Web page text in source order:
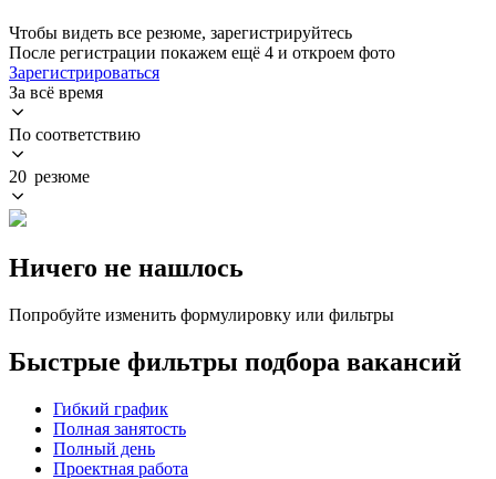
Чтобы видеть все резюме, зарегистрируйтесь
После регистрации покажем ещё 4 и откроем фото
Зарегистрироваться
За всё время
По соответствию
20 резюме
Ничего не нашлось
Попробуйте изменить формулировку или фильтры
Быстрые фильтры подбора вакансий
Гибкий график
Полная занятость
Полный день
Проектная работа